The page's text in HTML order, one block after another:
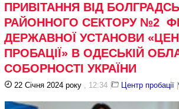
ПРИВІТАННЯ ВІД
РАЙОННОГО СЕКТОРУ №2
ДЕРЖАВНОЇ УСТАНОВИ
ПРОБАЦІЇ» В ОДЕСЬКІЙ
СОБОРНОСТІ УКРАЇНИ
22 Січня 2024 року , 12:34 | Центр пробації |